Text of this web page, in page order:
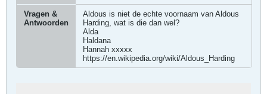
Vragen &
Antwoorden
Aldous is niet de echte voornaam van Aldous
Harding, wat is die dan wel?
Alda
Haldana
Hannah xxxxx
https://en.wikipedia.org/wiki/Aldous_Harding